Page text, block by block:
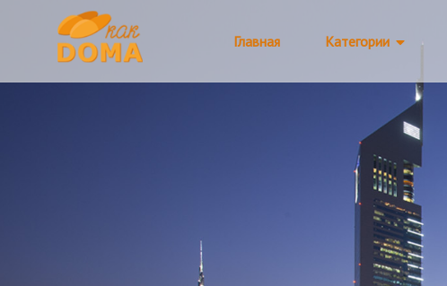
Главная Категории